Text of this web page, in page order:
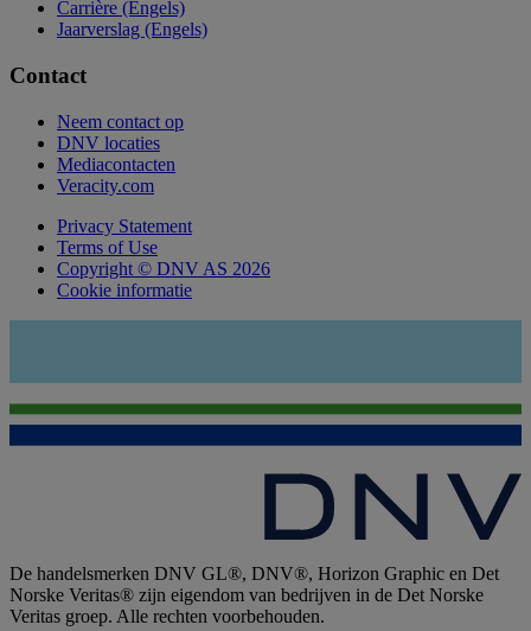
Carrière (Engels)
Jaarverslag (Engels)
Contact
Neem contact op
DNV locaties
Mediacontacten
Veracity.com
Privacy Statement
Terms of Use
Copyright © DNV AS 2026
Cookie informatie
De handelsmerken DNV GL®, DNV®, Horizon Graphic en Det
Norske Veritas® zijn eigendom van bedrijven in de Det Norske
Veritas groep. Alle rechten voorbehouden.